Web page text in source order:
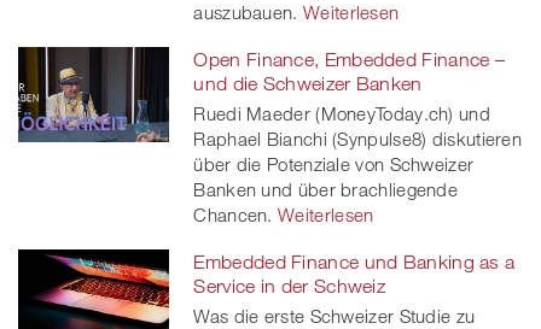
auszubauen. Weiterlesen
Open Finance, Embedded Finance –
und die Schweizer Banken
Ruedi Maeder (MoneyToday.ch) und
Raphael Bianchi (Synpulse8) diskutieren
über die Potenziale von Schweizer
Banken und über brachliegende
Chancen. Weiterlesen
Embedded Finance und Banking as a
Service in der Schweiz
Was die erste Schweizer Studie zu